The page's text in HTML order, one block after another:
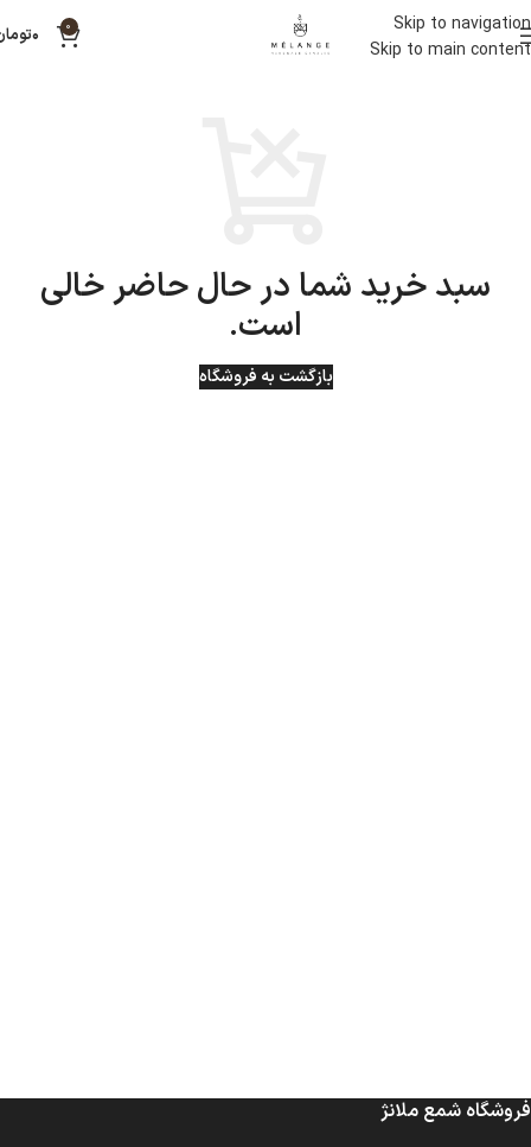
Skip to navigation
Skip to main content
0 ۰
سبد خرید شما در حال حاضر خالی
است.
بازگشت به فروشگاه
فروشگاه شمع ملانژ